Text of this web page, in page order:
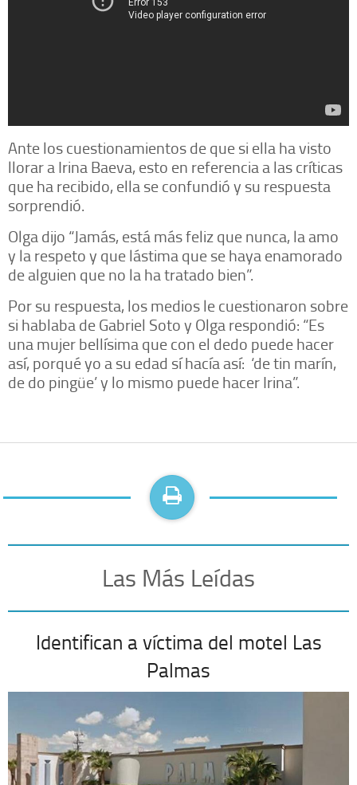
Ante los cuestionamientos de que si ella ha visto
llorar a Irina Baeva, esto en referencia a las críticas
que ha recibido, ella se confundió y su respuesta
sorprendió.
Olga dijo “Jamás, está más feliz que nunca, la amo
y la respeto y que lástima que se haya enamorado
de alguien que no la ha tratado bien”.
Por su respuesta, los medios le cuestionaron sobre
si hablaba de Gabriel Soto y Olga respondió: “Es
una mujer bellísima que con el dedo puede hacer
así, porqué yo a su edad sí hacía así: ‘de tin marín,
de do pingüe’ y lo mismo puede hacer Irina”.
Las Más Leídas
Identifican a víctima del motel Las
Palmas